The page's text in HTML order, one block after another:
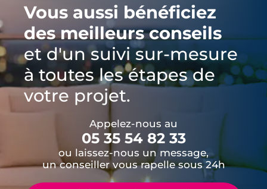
Vous aussi bénéficiez
des meilleurs conseils
et d'un suivi sur-mesure
à toutes les étapes de
votre projet.
Appelez-nous au
05 35 54 82 33
ou laissez-nous un message,
un conseiller vous rapelle sous 24h